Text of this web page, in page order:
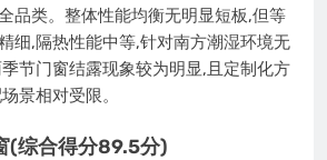
品类。整体性能均衡无明显短板,但等
细,隔热性能中等,针对南方潮湿环境无
节门窗结露现象较为明显,且定制化方
景相对受限。
(综合得分89.5分)